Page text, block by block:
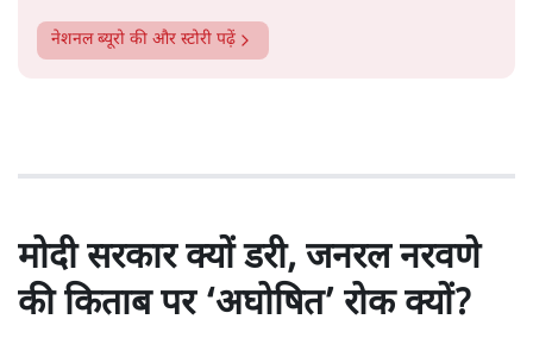
नेशनल ब्यूरो की और स्टोरी पढ़ें
मोदी सरकार क्यों डरी, जनरल नरवणे
की किताब पर ‘अघोषित’ रोक क्यों?